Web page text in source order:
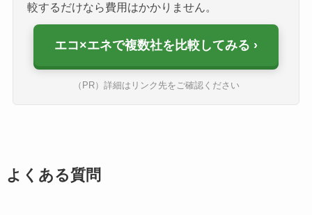
較するだけなら費用はかかりません。
エコ×エネで複数社を比較してみる
（PR）詳細はリンク先をご確認ください
よくある質問